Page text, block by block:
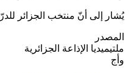
يُشار إلى أنّ منتخب الجزائر
المصدر
ملتيميديا الإذاعة الجزائرية
وأج